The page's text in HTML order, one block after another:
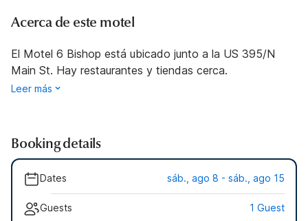
Acerca de este motel
El Motel 6 Bishop está ubicado junto a la US 395/N
Main St. Hay restaurantes y tiendas cerca.
Leer más
Booking details
Dates sáb., ago 8 - sáb., ago 15
Guests 1 Guest